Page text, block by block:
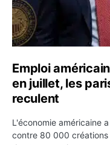
Emploi
en juillet, les
reculent
L'économie américaine
contre 80 000 créations